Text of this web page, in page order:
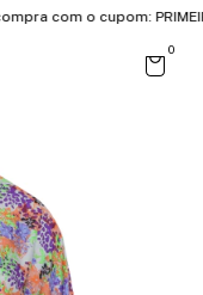
com o cupom:
0